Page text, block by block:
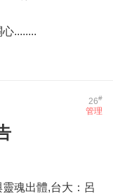
........
26#
管理
魂出體,台大：呂